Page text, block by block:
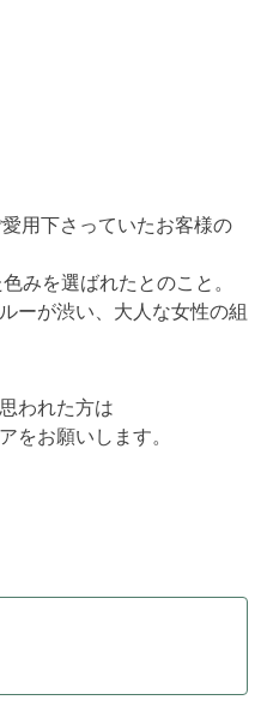
用下さっていたお客様の
みを選ばれたとのこと。
ーが渋い、大人な女性の組
われた方は
をお願いします。